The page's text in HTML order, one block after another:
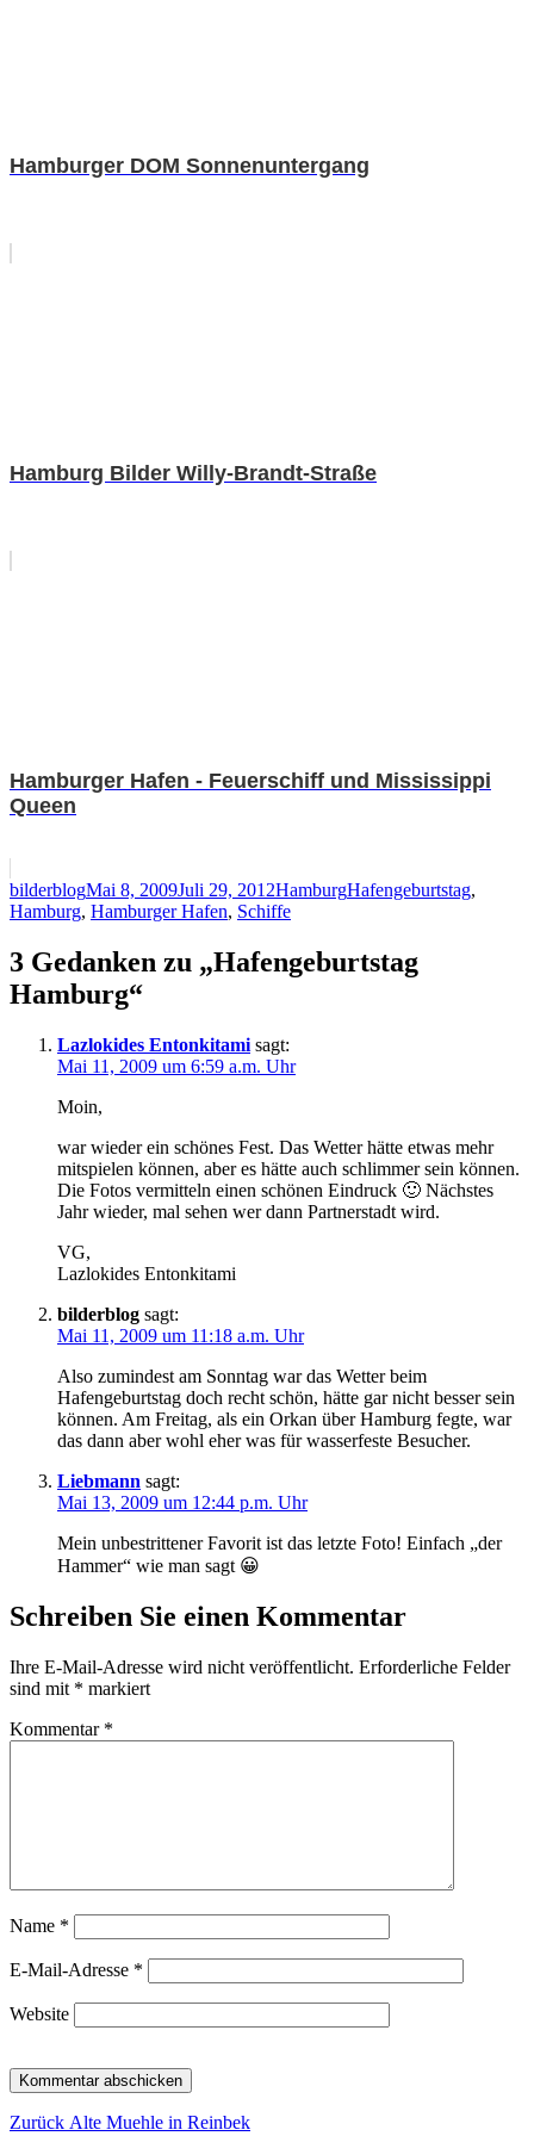
Hamburger DOM Sonnenuntergang
Hamburg Bilder Willy-Brandt-Straße
Hamburger Hafen - Feuerschiff und Mississippi
Queen
Autor
bilderblogVeröffentlicht
am
Mai 8, 2009Juli 29, 2012Kategorien
HamburgSchlagwörter
Hafengeburtstag,
Hamburg, Hamburger Hafen, Schiffe
3 Gedanken zu „Hafengeburtstag
Hamburg“
Lazlokides Entonkitami sagt:
Mai 11, 2009 um 6:59 a.m. Uhr
Moin,
war wieder ein schönes Fest. Das Wetter hätte etwas mehr
mitspielen können, aber es hätte auch schlimmer sein können.
Die Fotos vermitteln einen schönen Eindruck 🙂 Nächstes
Jahr wieder, mal sehen wer dann Partnerstadt wird.
VG,
Lazlokides Entonkitami
bilderblog sagt:
Mai 11, 2009 um 11:18 a.m. Uhr
Also zumindest am Sonntag war das Wetter beim
Hafengeburtstag doch recht schön, hätte gar nicht besser sein
können. Am Freitag, als ein Orkan über Hamburg fegte, war
das dann aber wohl eher was für wasserfeste Besucher.
Liebmann sagt:
Mai 13, 2009 um 12:44 p.m. Uhr
Mein unbestrittener Favorit ist das letzte Foto! Einfach „der
Hammer“ wie man sagt 😀
Schreiben Sie einen Kommentar
Ihre E-Mail-Adresse wird nicht veröffentlicht. Erforderliche Felder
sind mit * markiert
Kommentar *
Name *
E-Mail-Adresse *
Website
Beitragsnavigation
Zurück Vorheriger
Alte Muehle in Reinbek